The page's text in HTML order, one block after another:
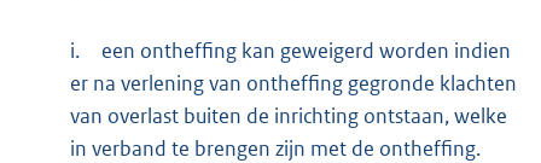
i.
een ontheffing kan geweigerd worden indien
er na verlening van ontheffing gegronde klachten
van overlast buiten de inrichting ontstaan, welke
in verband te brengen zijn met de ontheffing.